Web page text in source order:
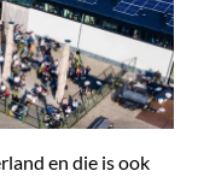
en die is ook